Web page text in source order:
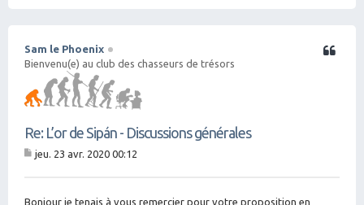
Sam le Phoenix
Bienvenu(e) au club des chasseurs de trésors
Re: L’or de Sipán - Discussions générales
Citation
g
jeu. 23 avr. 2020 00:12
Bonjour je tenais à vous remercier pour votre proposition en